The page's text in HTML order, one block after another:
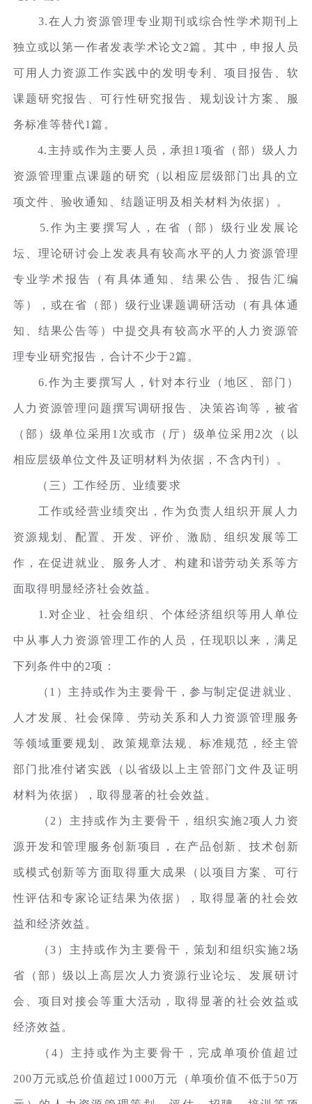
3.在人力资源管理专业期刊或综合性学术期刊上
独立或以第一作者发表学术论文2篇。其中，申报人员
可用人力资源工作实践中的发明专利、项目报告、软
课题研究报告、可行性研究报告、规划设计方案、服
务标准等替代1篇。
4.主持或作为主要人员，承担1项省（部）级人力
资源管理重点课题的研究（以相应层级部门出具的立
项文件、验收通知、结题证明及相关材料为依据）。
5.作为主要撰写人，在省（部）级行业发展论
坛、理论研讨会上发表具有较高水平的人力资源管理
专业学术报告（有具体通知、结果公告、报告汇编
等），或在省（部）级行业课题调研活动（有具体通
知、结果公告等）中提交具有较高水平的人力资源管
理专业研究报告，合计不少于2篇。
6.作为主要撰写人，针对本行业（地区、部门）
人力资源管理问题撰写调研报告、决策咨询等，被省
（部）级单位采用1次或市（厅）级单位采用2次（以
相应层级单位文件及证明材料为依据，不含内刊）。
（三）工作经历、业绩要求
工作或经营业绩突出，作为负责人组织开展人力
资源规划、配置、开发、评价、激励、组织发展等工
作，在促进就业、服务人才、构建和谐劳动关系等方
面取得明显经济社会效益。
1.对企业、社会组织、个体经济组织等用人单位
中从事人力资源管理工作的人员，任现职以来，满足
下列条件中的2项：
（1）主持或作为主要骨干，参与制定促进就业、
人才发展、社会保障、劳动关系和人力资源管理服务
等领域重要规划、政策规章法规、标准规范，经主管
部门批准付诸实践（以省级以上主管部门文件及证明
材料为依据），取得显著的社会效益。
（2）主持或作为主要骨干，组织实施2项人力资
源开发和管理服务创新项目，在产品创新、技术创新
或模式创新等方面取得重大成果（以项目方案、可行
性评估和专家论证结果为依据），取得显著的社会效
益和经济效益。
（3）主持或作为主要骨干，策划和组织实施2场
省（部）级以上高层次人力资源行业论坛、发展研讨
会、项目对接会等重大活动，取得显著的社会效益或
经济效益。
（4）主持或作为主要骨干，完成单项价值超过
200万元或总价值超过1000万元（单项价值不低于50万